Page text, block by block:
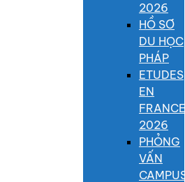
2026
HỒ SƠ
DU HỌC
PHÁP
ETUDES
EN
FRANCE
2026
PHỎNG
VẤN
CAMPUS